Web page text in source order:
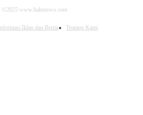
©2025 www.balienews.com
Informasi Iklan dan Berita Tentang Kami